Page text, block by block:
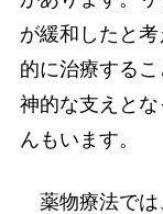
が緩和したと
的に治療する
神的な支えと
んもいます。
薬物療法では